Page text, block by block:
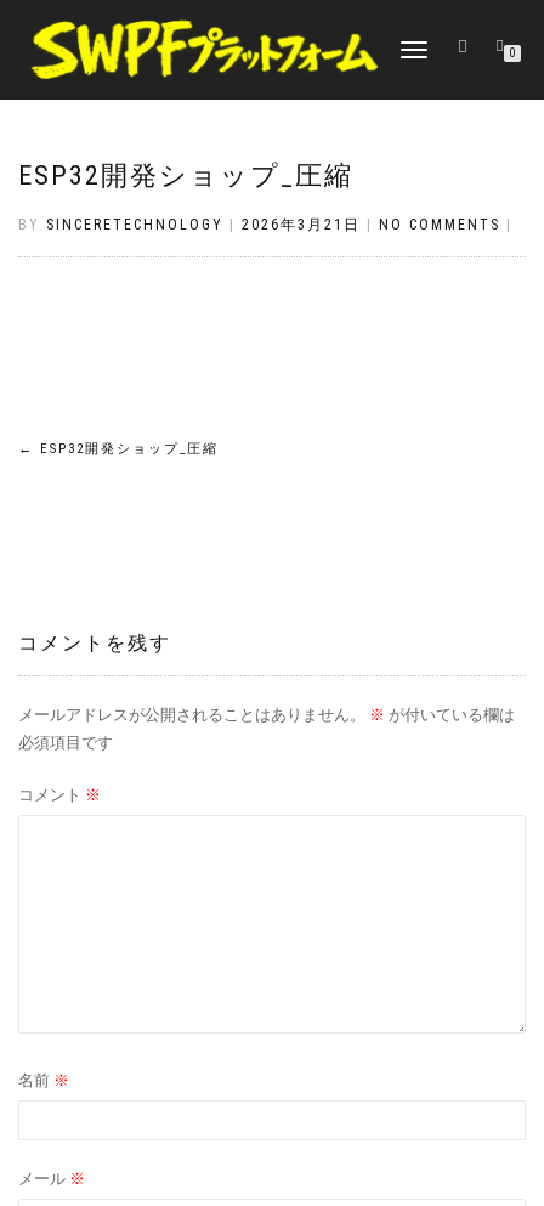
TOGGLE
0
ESP32開発ショップ_圧縮
BY SINCERETECHNOLOGY 2026年3月21日 NO COMMENTS
投
ゲ
ー
シ
ョ
← ESP32開発ショップ_圧縮
コメントを残す
メールアドレスが公開されることはありません。 ※ が付いている欄は
必須項目です
コメント ※
名前 ※
メール ※